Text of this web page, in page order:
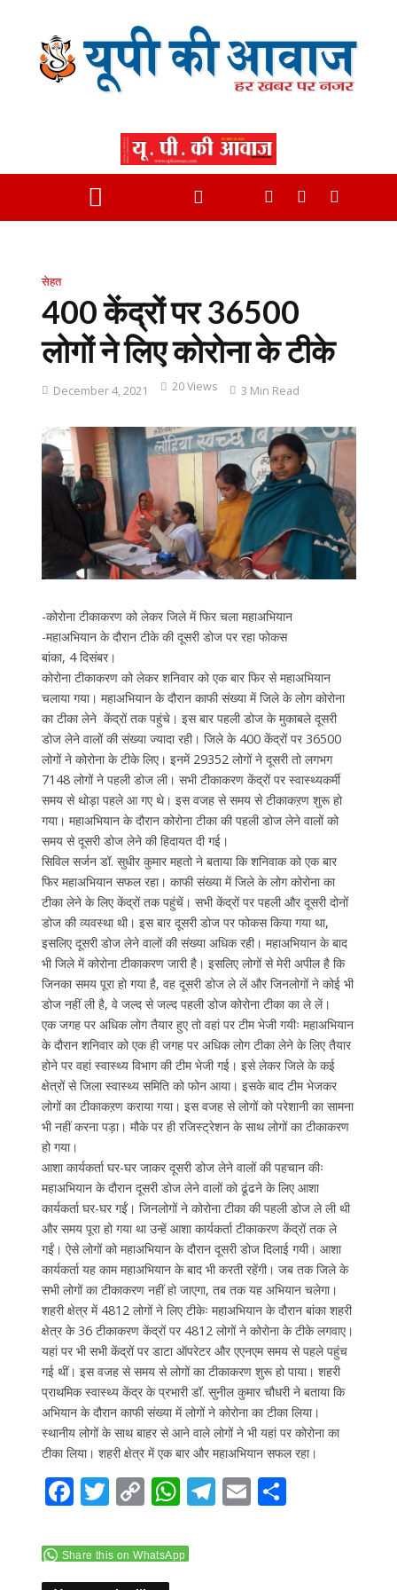
सेहत
400 केंद्रों पर 36500
लोगों ने लिए कोरोना के टीके
December 4, 2021 20 Views 3 Min Read
-कोरोना टीकाकरण को लेकर जिले में फिर चला महाअभियान
-महाअभियान के दौरान टीके की दूसरी डोज पर रहा फोकस
बांका, 4 दिसंबर।
कोरोना टीकाकरण को लेकर शनिवार को एक बार फिर से महाअभियान
चलाया गया। महाअभियान के दौरान काफी संख्या में जिले के लोग कोरोना
का टीका लेने केंद्रों तक पहुंचे। इस बार पहली डोज के मुकाबले दूसरी
डोज लेने वालों की संख्या ज्यादा रही। जिले के 400 केंद्रों पर 36500
लोगों ने कोरोना के टीके लिए। इनमें 29352 लोगों ने दूसरी तो लगभग
7148 लोगों ने पहली डोज ली। सभी टीकाकरण केंद्रों पर स्वास्थ्यकर्मी
समय से थोड़ा पहले आ गए थे। इस वजह से समय से टीकाकऱण शुरू हो
गया। महाअभियान के दौरान कोरोना टीका की पहली डोज लेने वालों को
समय से दूसरी डोज लेने की हिदायत दी गई।
सिविल सर्जन डॉ. सुधीर कुमार महतो ने बताया कि शनिवाक को एक बार
फिर महाअभियान सफल रहा। काफी संख्या में जिले के लोग कोरोना का
टीका लेने के लिए केंद्रों तक पहुंचें। सभी केंद्रों पर पहली और दूसरी दोनों
डोज की व्यवस्था थी। इस बार दूसरी डोज पर फोकस किया गया था,
इसलिए दूसरी डोज लेने वालों की संख्या अधिक रही। महाअभियान के बाद
भी जिले में कोरोना टीकाकरण जारी है। इसलिए लोगों से मेरी अपील है कि
जिनका समय पूरा हो गया है, वह दूसरी डोज ले लें और जिनलोगों ने कोई भी
डोज नहीं ली है, वे जल्द से जल्द पहली डोज कोरोना टीका का ले लें।
एक जगह पर अधिक लोग तैयार हुए तो वहां पर टीम भेजी गयीः महाअभियान
के दौरान शनिवार को एक ही जगह पर अधिक लोग टीका लेने के लिए तैयार
होने पर वहां स्वास्थ्य विभाग की टीम भेजी गई। इसे लेकर जिले के कई
क्षेत्रों से जिला स्वास्थ्य समिति को फोन आया। इसके बाद टीम भेजकर
लोगों का टीकाकऱण कराया गया। इस वजह से लोगों को परेशानी का सामना
भी नहीं करना पड़ा। मौके पर ही रजिस्ट्रेशन के साथ लोगों का टीकाकरण
हो गया।
आशा कार्यकर्ता घर-घर जाकर दूसरी डोज लेने वालों की पहचान कीः
महाअभियान के दौरान दूसरी डोज लेने वालों को ढूंढने के लिए आशा
कार्यकर्ता घर-घर गईं। जिनलोगों ने कोरोना टीका की पहली डोज ले ली थी
और समय पूरा हो गया था उन्हें आशा कार्यकर्ता टीकाकरण केंद्रों तक ले
गईं। ऐसे लोगों को महाअभियान के दौरान दूसरी डोज दिलाई गयी। आशा
कार्यकर्ता यह काम महाअभियान के बाद भी करती रहेंगी। जब तक जिले के
सभी लोगों का टीकाकरण नहीं हो जाएगा, तब तक यह अभियान चलेगा।
शहरी क्षेत्र में 4812 लोगों ने लिए टीकेः महाअभियान के दौरान बांका शहरी
क्षेत्र के 36 टीकाकरण केंद्रों पर 4812 लोगों ने कोरोना के टीके लगवाए।
यहां पर भी सभी केंद्रों पर डाटा ऑपरेटर और एएनएम समय से पहले पहुंच
गई थीं। इस वजह से समय से लोगों का टीकाकरण शुरू हो पाया। शहरी
प्राथमिक स्वास्थ्य केंद्र के प्रभारी डॉ. सुनील कुमार चौधरी ने बताया कि
अभियान के दौरान काफी संख्या में लोगों ने कोरोना का टीका लिया।
स्थानीय लोगों के साथ बाहर से आने वाले लोगों ने भी यहां पर कोरोना का
टीका लिया। शहरी क्षेत्र में एक बार और महाअभियान सफल रहा।
F
e
b
T
itt
er
C
p
y
W
at
T E S
Share this on WhatsApp